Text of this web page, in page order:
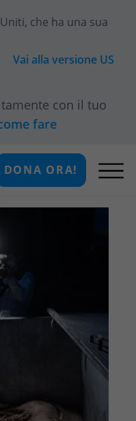
, che ha una sua
Vai alla versione US
con il tuo
fare
DONA ORA!